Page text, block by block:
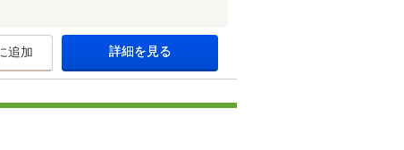
追加 詳細を見る